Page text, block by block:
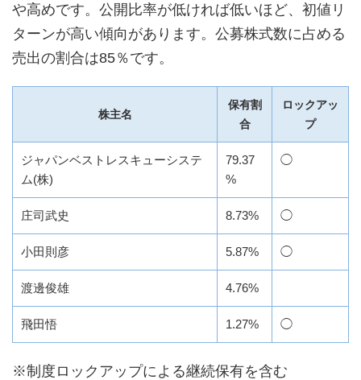
や高めです。公開比率が低ければ低いほど、初値リ
ターンが高い傾向があります。公募株式数に占める
売出の割合は85％です。
株主名
保有割
合
ロックアッ
プ
ジャパンベストレスキューシステ
ム(株)
79.37
%
◯
庄司武史 8.73% ◯
小田則彦 5.87% ◯
渡邊俊雄 4.76%
飛田悟 1.27% ◯
※制度ロックアップによる継続保有を含む